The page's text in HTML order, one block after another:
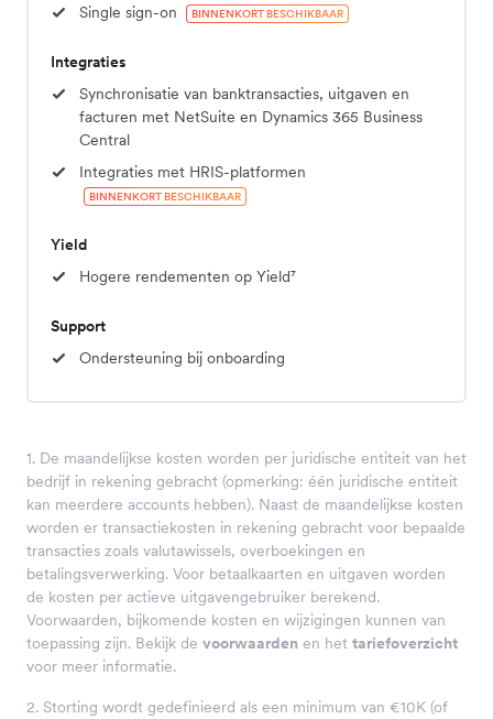
Single sign-on
BINNENKORT BESCHIKBAAR
Integraties
Synchronisatie van banktransacties, uitgaven en
facturen met NetSuite en Dynamics 365 Business
Central
Integraties met HRIS-platformen
BINNENKORT BESCHIKBAAR
Yield
Hogere rendementen op Yield⁷
Support
Ondersteuning bij onboarding
1. De maandelijkse kosten worden per juridische entiteit van het
bedrijf in rekening gebracht (opmerking: één juridische entiteit
kan meerdere accounts hebben). Naast de maandelijkse kosten
worden er transactiekosten in rekening gebracht voor bepaalde
transacties zoals valutawissels, overboekingen en
betalingsverwerking. Voor betaalkaarten en uitgaven worden
de kosten per actieve uitgavengebruiker berekend.
Voorwaarden, bijkomende kosten en wijzigingen kunnen van
toepassing zijn. Bekijk de voorwaarden en het tariefoverzicht
voor meer informatie.
2. Storting wordt gedefinieerd als een minimum van €10K (of